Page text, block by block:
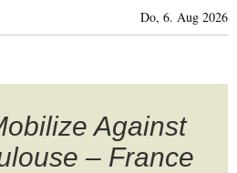
Do, 6. Aug 2026
Against
– France